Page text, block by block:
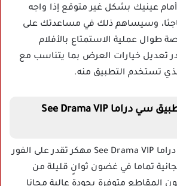
عينيك بشكل غير متوقع إذا واجه
وسيساهم ذلك في مساعدتك على
طوال عملية الاستمتاع بالأفلام
تعديل خيارات العرض بما يتناسب مع
تستخدم التطبيق منه.
من خلال تطبيق سي دراما See Drama VIP مهكر تقدر على الفور
تماما في غضون ثوانٍ قليلة من
المقاطع متوفرة بجودة عالية مجانا